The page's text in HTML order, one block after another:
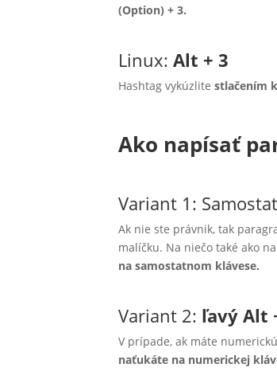
(Option) + 3.
Linux: Alt + 3
Hashtag vykúzlite stlačením
Ako napísať p
Variant 1:
Ak nie ste právnik, tak
malíčku. Na niečo také ako
na samostatnom klávese.
Variant 2: ľavý Alt
V prípade, ak máte
naťukáte na numerickej